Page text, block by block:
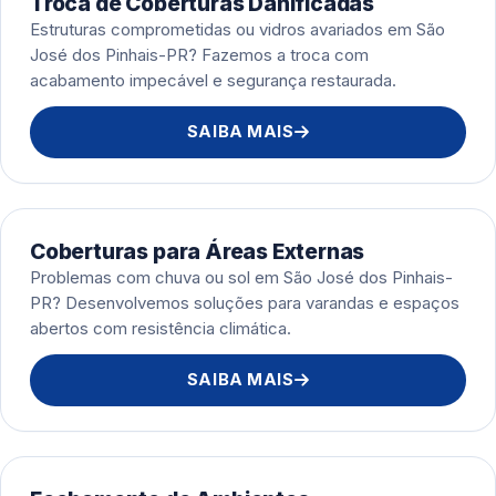
Estruturas comprometidas ou vidros avariados em São
José dos Pinhais-PR? Fazemos a troca com
acabamento impecável e segurança restaurada.
SAIBA MAIS
Coberturas para Áreas Externas
Problemas com chuva ou sol em São José dos Pinhais-
PR? Desenvolvemos soluções para varandas e espaços
abertos com resistência climática.
SAIBA MAIS